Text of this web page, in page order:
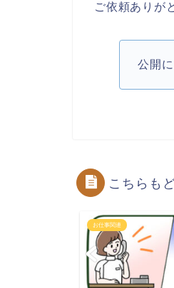
ご依頼ありが
公開
こちらも
お仕事関連